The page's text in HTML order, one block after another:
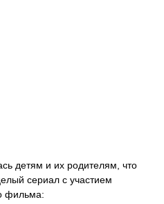
детям и их родителям, что
сериал с участием
фильма: